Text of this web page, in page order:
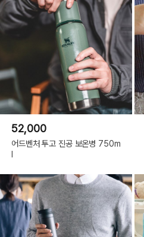
52,000
어드벤처 투고 진공 보온병 750m
l